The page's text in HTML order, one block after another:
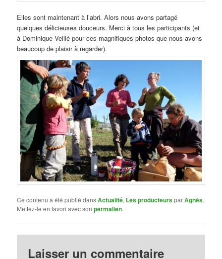
Elles sont maintenant à l’abri. Alors nous avons partagé
quelques délicieuses douceurs. Merci à tous les participants (et
à Dominique Veillé pour ces magnifiques photos que nous avons
beaucoup de plaisir à regarder).
Ce contenu a été publié dansActualité, Les producteursparAgnès.
Mettez-le en favori avec sonpermalien.
Laisser un commentaire